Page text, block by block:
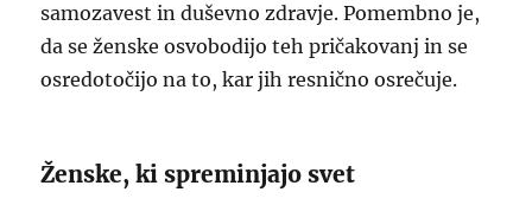
samozavest in duševno zdravje. Pomembno je,
da se ženske osvobodijo teh pričakovanj in se
osredotočijo na to, kar jih resnično osrečuje.
Ženske, ki spreminjajo svet